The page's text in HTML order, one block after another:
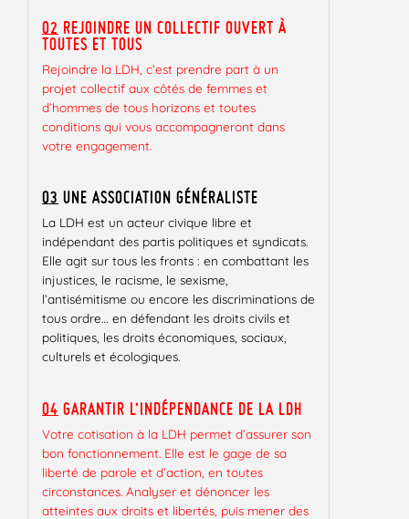
02 REJOINDRE UN COLLECTIF OUVERT À
TOUTES ET TOUS
Rejoindre la LDH, c’est prendre part à un
projet collectif aux côtés de femmes et
d’hommes de tous horizons et toutes
conditions qui vous accompagneront dans
votre engagement.
03 UNE ASSOCIATION GÉNÉRALISTE
La LDH est un acteur civique libre et
indépendant des partis politiques et syndicats.
Elle agit sur tous les fronts : en combattant les
injustices, le racisme, le sexisme,
l’antisémitisme ou encore les discriminations de
tous ordre… en défendant les droits civils et
politiques, les droits économiques, sociaux,
culturels et écologiques.
04 GARANTIR L’INDÉPENDANCE DE LA LDH
Votre cotisation à la LDH permet d’assurer son
bon fonctionnement. Elle est le gage de sa
liberté de parole et d’action, en toutes
circonstances. Analyser et dénoncer les
atteintes aux droits et libertés, puis mener des